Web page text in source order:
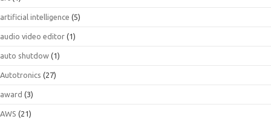
artificial intelligence (5)
audio video editor (1)
auto shutdow (1)
Autotronics (27)
award (3)
AWS (21)